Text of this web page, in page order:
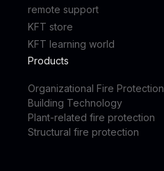
remote support
KFT store
KFT learning world
Products
Organizational Fire Protection
Building Technology
Plant-related fire protection
Structural fire protection